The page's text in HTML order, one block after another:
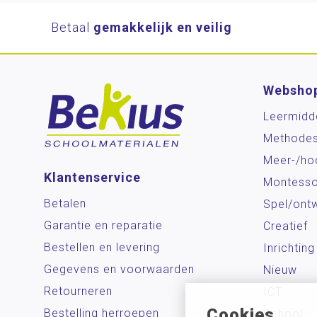
Betaal gemakkelijk en veilig
Klantenservice
Betalen
Garantie en reparatie
Bestellen en levering
Gegevens en voorwaarden
Retourneren
Bestelling herroepen
Methodes
Meer-/
Spel/
Creatief
Inrichting
Nieuw
School